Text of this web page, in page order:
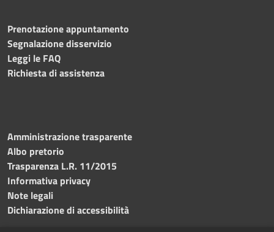
Prenotazione appuntamento
Segnalazione disservizio
Leggi le FAQ
Richiesta di assistenza
Amministrazione trasparente
Albo pretorio
Trasparenza L.R. 11/2015
Informativa privacy
Note legali
Dichiarazione di accessibilità